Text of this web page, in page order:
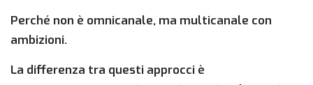
Perché non è omnicanale, ma multicanale con
ambizioni.
La differenza tra questi approcci è